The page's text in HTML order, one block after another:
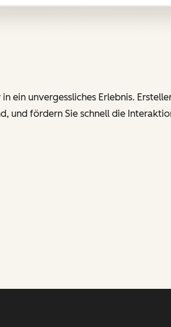
ein unvergessliches Erlebnis.
und fördern Sie schnell die